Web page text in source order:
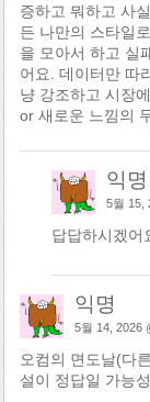
증하고 뭐하고 사
든 나만의 스타일
을 모아서 하고 실
어요. 데이터만 따
냥 강조하고 시장
or 새로운 느낌의
익명
5월 15,
답답하시겠어
익명
5월 14, 2026
오컴의 면도날(다
설이 정답일 가능